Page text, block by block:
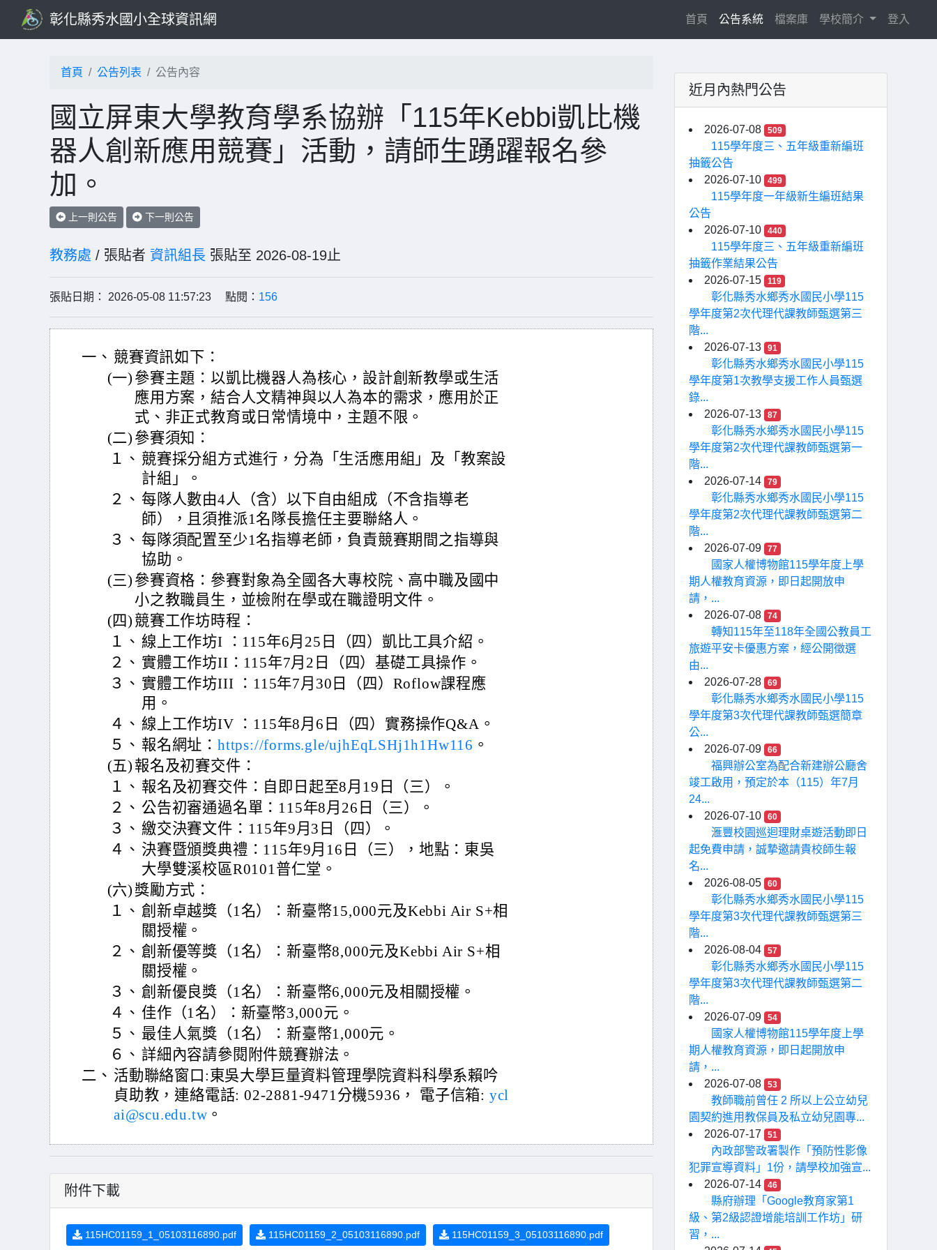
彰化縣秀水國小全球資訊網 首頁 (current)
公告系統 檔案庫 學校簡介 登入
首頁 公告列表 公告內容
國立屏東大學教育學系協辦「115年Kebbi凱比機
器人創新應用競賽」活動，請師生踴躍報名參
加。
上一則公告 下一則公告
教務處 / 張貼者 資訊組長 張貼至 2026-08-19止
張貼日期： 2026-05-08 11:57:23 點閱： 156
一、 競賽資訊如下：
(一) 參賽主題：以凱比機器人為核心，設計創新教學或生活
應用方案，結合人文精神與以人為本的需求，應用於正
式、非正式教育或日常情境中，主題不限。
(二) 參賽須知：
１、 競賽採分組方式進行，分為「生活應用組」及「教案設
計組」。
２、 每隊人數由4人（含）以下自由組成（不含指導老
師），且須推派1名隊長擔任主要聯絡人。
３、 每隊須配置至少1名指導老師，負責競賽期間之指導與
協助。
(三) 參賽資格：參賽對象為全國各大專校院、高中職及國中
小之教職員生，並檢附在學或在職證明文件。
(四) 競賽工作坊時程：
１、 線上工作坊I ：115年6月25日（四）凱比工具介紹。
２、 實體工作坊II：115年7月2日（四）基礎工具操作。
３、 實體工作坊III ：115年7月30日（四）Roflow課程應
用。
４、 線上工作坊IV ：115年8月6日（四）實務操作Q&A。
５、 報名網址： https://forms.gle/ujhEqLSHj1h1Hw116 。
(五) 報名及初賽交件：
１、 報名及初賽交件：自即日起至8月19日（三）。
２、 公告初審通過名單：115年8月26日（三）。
３、 繳交決賽文件：115年9月3日（四）。
４、 決賽暨頒獎典禮：115年9月16日（三），地點：東吳
大學雙溪校區R0101普仁堂。
(六) 獎勵方式：
１、 創新卓越獎（1名）：新臺幣15,000元及Kebbi Air S+相
關授權。
２、 創新優等獎（1名）：新臺幣8,000元及Kebbi Air S+相
關授權。
３、 創新優良獎（1名）：新臺幣6,000元及相關授權。
４、 佳作（1名）：新臺幣3,000元。
５、 最佳人氣獎（1名）：新臺幣1,000元。
６、 詳細內容請參閱附件競賽辦法。
二、 活動聯絡窗口:東吳大學巨量資料管理學院資料科學系賴吟
貞助教，連絡電話: 02-2881-9471分機5936， 電子信箱: ycl
ai@scu.edu.tw 。
附件下載
115HC01159_1_05103116890.pdf 115HC01159_2_05103116890.pdf 115HC01159_3_05103116890.pdf
近月內熱門公告
2026-07-08 509
115學年度三、五年級重新編班
抽籤公告
2026-07-10
499
115學年度一年級新生編班結果
公告
2026-07-10
440
115學年度三、五年級重新編班
抽籤作業結果公告
2026-07-15
119
彰化縣秀水鄉秀水國民小學115
學年度第2次代理代課教師甄選第三
階...
2026-07-13
91
彰化縣秀水鄉秀水國民小學115
學年度第1次教學支援工作人員甄選
錄...
2026-07-13
87
彰化縣秀水鄉秀水國民小學115
學年度第2次代理代課教師甄選第一
階...
2026-07-14
79
彰化縣秀水鄉秀水國民小學115
學年度第2次代理代課教師甄選第二
階...
2026-07-09
77
國家人權博物館115學年度上學
期人權教育資源，即日起開放申
請，...
2026-07-08
74
轉知115年至118年全國公教員工
旅遊平安卡優惠方案，經公開徵選
由...
2026-07-28
69
彰化縣秀水鄉秀水國民小學115
學年度第3次代理代課教師甄選簡章
公...
2026-07-09
66
福興辦公室為配合新建辦公廳舍
竣工啟用，預定於本（115）年7月
24...
2026-07-10
60
滙豐校園巡迴理財桌遊活動即日
起免費申請，誠摯邀請貴校師生報
名...
2026-08-05
60
彰化縣秀水鄉秀水國民小學115
學年度第3次代理代課教師甄選第三
階...
2026-08-04
57
彰化縣秀水鄉秀水國民小學115
學年度第3次代理代課教師甄選第二
階...
2026-07-09
54
國家人權博物館115學年度上學
期人權教育資源，即日起開放申
請，...
2026-07-08
53
教師職前曾任 2 所以上公立幼兒
園契約進用教保員及私立幼兒園專...
2026-07-17
51
內政部警政署製作「預防性影像
犯罪宣導資料」1份，請學校加強宣...
2026-07-14
46
縣府辦理「Google教育家第1
級、第2級認證增能培訓工作坊」研
習，...